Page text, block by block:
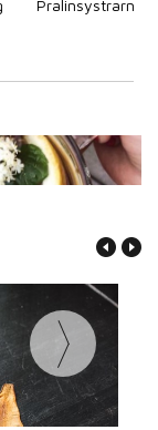
Pralinsystrarna